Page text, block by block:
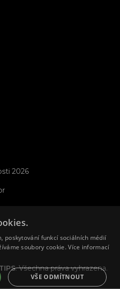
2026
. Všechna práva vyhrazena.
poskytování funkcí sociálních médií
soubory cookie.Více informací
VŠE ODMÍTNOUT